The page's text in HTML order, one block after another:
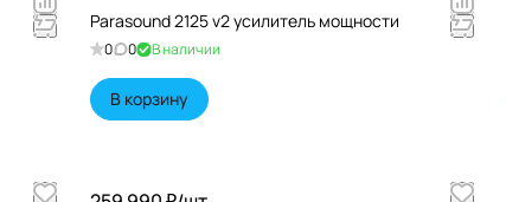
Parasound 2125 v2 усилитель мощности
0 0 В наличии
В корзину